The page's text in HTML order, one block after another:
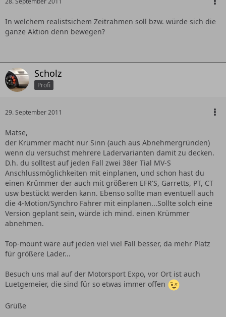
In welchem realistsichem Zeitrahmen soll bzw. würde sich die
ganze Aktion denn bewegen?
Scholz
Profi
29. September 2011
Matse,
der Krümmer macht nur Sinn (auch aus Abnehmergründen)
wenn du versuchst mehrere Ladervarianten damit zu decken.
D.h. du solltest auf jeden Fall zwei 38er Tial MV-S
Anschlussmöglichkeiten mit einplanen, und schon hast du
einen Krümmer der auch mit größeren EFR'S, Garretts, PT, CT
usw bestückt werden kann. Ebenso sollte man eventuell auch
die 4-Motion/Synchro Fahrer mit einplanen...Sollte solch eine
Version geplant sein, würde ich mind. einen Krümmer
abnehmen.
Top-mount wäre auf jeden viel viel Fall besser, da mehr Platz
für größere Lader...
Besuch uns mal auf der Motorsport Expo, vor Ort ist auch
Luetgemeier, die sind für so etwas immer offen
Grüße